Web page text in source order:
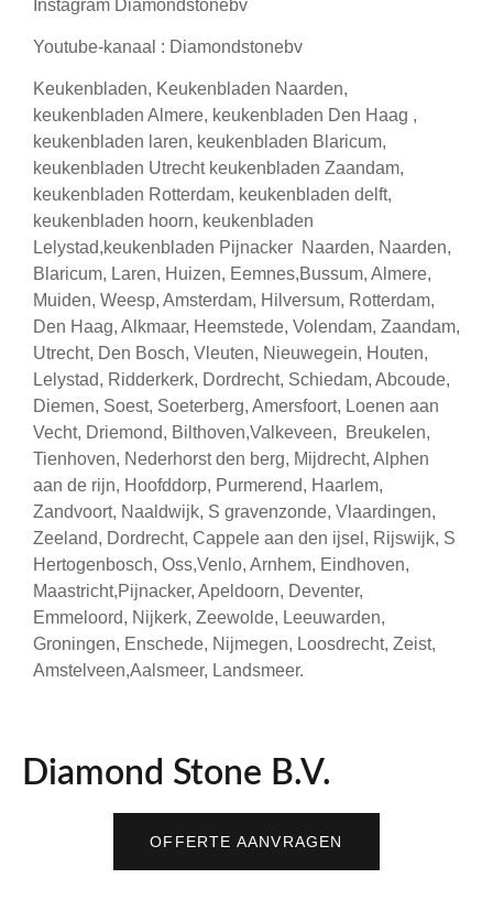
Instagram Diamondstonebv
Youtube-kanaal : Diamondstonebv
Keukenbladen, Keukenbladen Naarden,
keukenbladen Almere, keukenbladen Den Haag ,
keukenbladen laren, keukenbladen Blaricum,
keukenbladen Utrecht keukenbladen Zaandam,
keukenbladen Rotterdam, keukenbladen delft,
keukenbladen hoorn, keukenbladen
Lelystad,keukenbladen Pijnacker Naarden, Naarden,
Blaricum, Laren, Huizen, Eemnes,Bussum, Almere,
Muiden, Weesp, Amsterdam, Hilversum, Rotterdam,
Den Haag, Alkmaar, Heemstede, Volendam, Zaandam,
Utrecht, Den Bosch, Vleuten, Nieuwegein, Houten,
Lelystad, Ridderkerk, Dordrecht, Schiedam, Abcoude,
Diemen, Soest, Soeterberg, Amersfoort, Loenen aan
Vecht, Driemond, Bilthoven,Valkeveen, Breukelen,
Tienhoven, Nederhorst den berg, Mijdrecht, Alphen
aan de rijn, Hoofddorp, Purmerend, Haarlem,
Zandvoort, Naaldwijk, S gravenzonde, Vlaardingen,
Zeeland, Dordrecht, Cappele aan den ijsel, Rijswijk, S
Hertogenbosch, Oss,Venlo, Arnhem, Eindhoven,
Maastricht,Pijnacker, Apeldoorn, Deventer,
Emmeloord, Nijkerk, Zeewolde, Leeuwarden,
Groningen, Enschede, Nijmegen, Loosdrecht, Zeist,
Amstelveen,Aalsmeer, Landsmeer.
Diamond Stone B.V.
OFFERTE AANVRAGEN